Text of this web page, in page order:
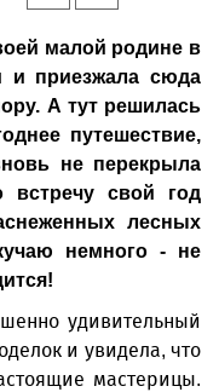
малой родине в
и приезжала сюда
А тут решилась
путешествие,
не перекрыла
встречу свой год
лесных
немного - не
удивительный
и увидела, что
мастерицы.